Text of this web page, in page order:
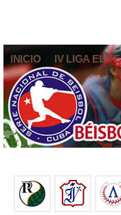
INICIO IV LIGA ELITE